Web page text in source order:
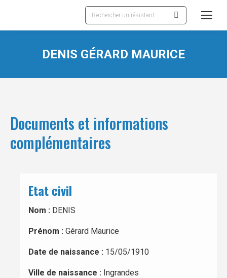
Recherche
:
DENIS GÉRARD MAURICE
Documents et informations
complémentaires
Etat civil
Nom : DENIS
Prénom : Gérard Maurice
Date de naissance : 15/05/1910
Ville de naissance : Ingrandes